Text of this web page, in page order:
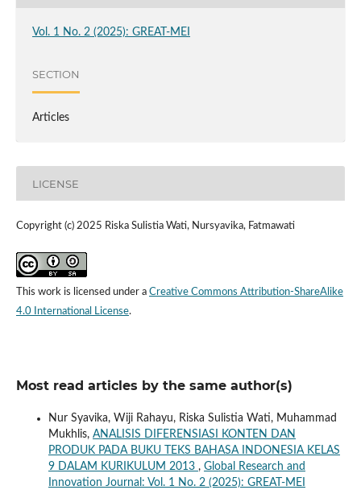
Vol. 1 No. 2 (2025): GREAT-MEI
SECTION
Articles
LICENSE
Copyright (c) 2025 Riska Sulistia Wati, Nursyavika, Fatmawati
This work is licensed under a Creative Commons Attribution-ShareAlike
4.0 International License.
Most read articles by the same author(s)
Nur Syavika, Wiji Rahayu, Riska Sulistia Wati, Muhammad
Mukhlis, ANALISIS DIFERENSIASI KONTEN DAN
PRODUK PADA BUKU TEKS BAHASA INDONESIA KELAS
9 DALAM KURIKULUM 2013 , Global Research and
Innovation Journal: Vol. 1 No. 2 (2025): GREAT-MEI